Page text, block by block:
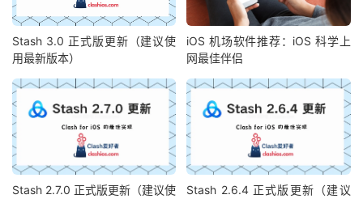
Stash 3.0 正式版更新（建议使
用最新版本）
iOS 机场软件推荐：iOS 科学上
网最佳伴侣
Stash 2.7.0 正式版更新（建议使
Stash 2.6.4 正式版更新（建议